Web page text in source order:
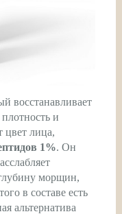
восстанавливает
и
цвет лица,
1%. Он
морщин,
в составе есть
альтернатива